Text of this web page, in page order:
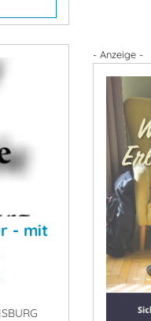
- mit
- Anzeige -